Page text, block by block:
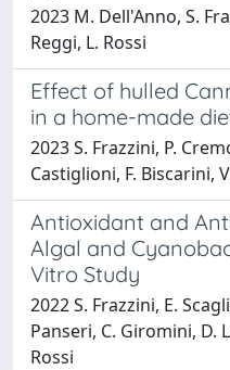
2023 M. Dell'Anno, S.
Reggi, L. Rossi
Effect of hulled
in a home-made
2023 S. Frazzini, P.
Castiglioni, F. Biscarini,
Antioxidant and
Algal and
Vitro Study
2022 S. Frazzini, E.
Panseri, C. Giromini, D.
Rossi